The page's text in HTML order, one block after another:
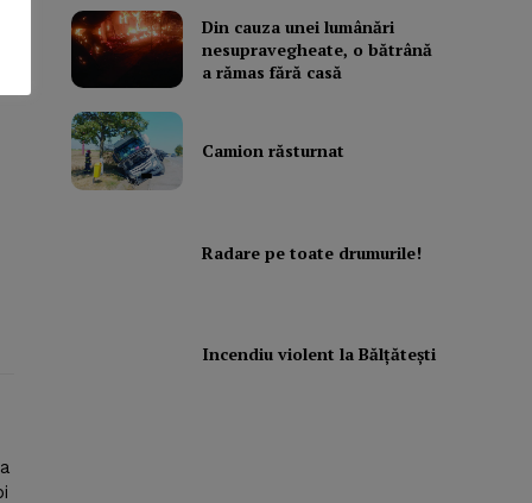
Din cauza unei lumânări
nesupravegheate, o bătrână
a rămas fără casă
Camion răsturnat
Radare pe toate drumurile!
Incendiu violent la Bălţăteşti